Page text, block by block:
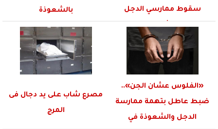
سقوط ممارسي الدجل
والشعوذة
بالشعوذة
«الفلوس عشان الجن»..
ضبط عاطل بتهمة ممارسة
الدجل والشعوذة في
مصرع شاب على يد دجال فى
المرج